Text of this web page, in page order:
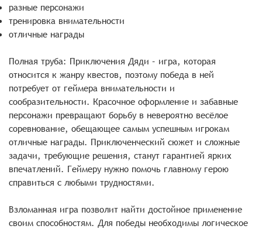
разные персонажи
тренировка внимательности
отличные награды
Полная труба: Приключения Дяди – игра, которая
относится к жанру квестов, поэтому победа в ней
потребует от геймера внимательности и
сообразительности. Красочное оформление и забавные
персонажи превращают борьбу в невероятно весёлое
соревнование, обещающее самым успешным игрокам
отличные награды. Приключенческий сюжет и сложные
задачи, требующие решения, станут гарантией ярких
впечатлений. Геймеру нужно помочь главному герою
справиться с любыми трудностями.
Взломанная игра позволит найти достойное применение
своим способностям. Для победы необходимы логическое